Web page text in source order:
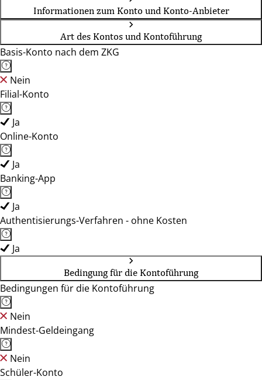
Informationen zum Konto und Konto-Anbieter
Art des Kontos und Kontoführung
Basis-Konto nach dem ZKG
Nein
Filial-Konto
Ja
Online-Konto
Ja
Banking-App
Ja
Authentisierungs-Verfahren - ohne Kosten
Ja
Bedingung für die Kontoführung
Bedingungen für die Kontoführung
Nein
Mindest-Geldeingang
Nein
Schüler-Konto